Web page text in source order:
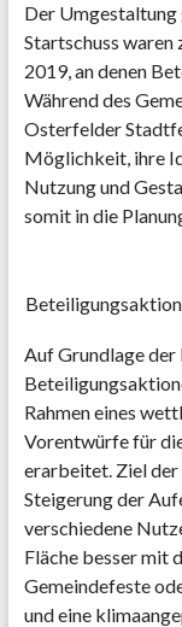
Der Umgestaltung
Startschuss waren
2019, an denen
Während des
Osterfelder
Möglichkeit, ihre
Nutzung und
somit in die
Auf Grundlage der
Rahmen eines
Vorentwürfe für
erarbeitet. Ziel
Steigerung der
verschiedene
Fläche besser mit
Gemeindefeste
und eine